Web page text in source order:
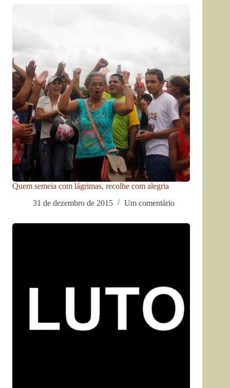
Quem semeia com lágrimas, recolhe com alegria
31 de dezembro de 2015
Um comentário